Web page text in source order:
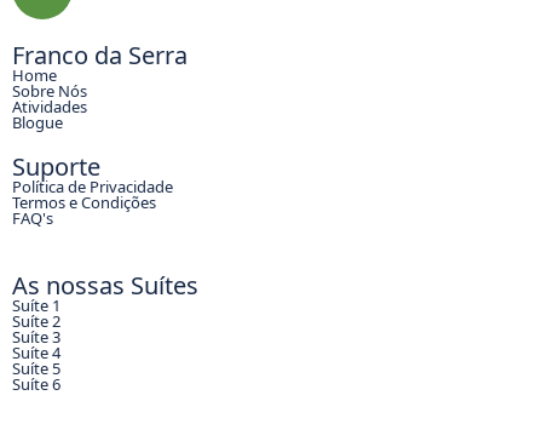
Franco da Serra
Home
Sobre Nós
Atividades
Blogue
Suporte
Política de Privacidade
Termos e Condições
FAQ's
As nossas Suítes
Suíte 1
Suíte 2
Suíte 3
Suíte 4
Suíte 5
Suíte 6